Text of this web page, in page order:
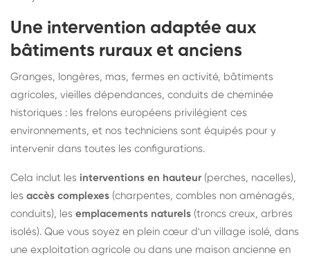
Une intervention adaptée aux
bâtiments ruraux et anciens
Granges, longères, mas, fermes en activité, bâtiments
agricoles, vieilles dépendances, conduits de cheminée
historiques : les frelons européens privilégient ces
environnements, et nos techniciens sont équipés pour y
intervenir dans toutes les configurations.
Cela inclut les interventions en hauteur (perches, nacelles),
les accès complexes (charpentes, combles non aménagés,
conduits), les emplacements naturels (troncs creux, arbres
isolés). Que vous soyez en plein cœur d'un village isolé, dans
une exploitation agricole ou dans une maison ancienne en